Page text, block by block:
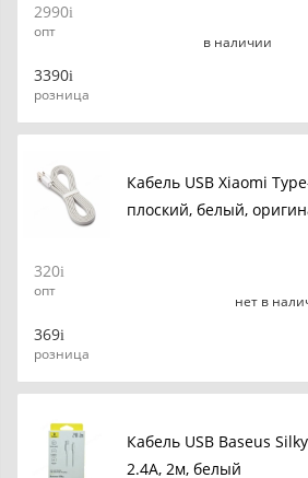
2990
опт
3390
розница
в наличии
Кабель USB Xiaomi
плоский, белый,
320
опт
369
розница
нет в
Кабель USB Baseus
2.4A, 2м, белый